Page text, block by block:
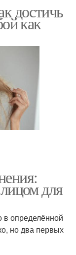
достичь
как
для
определённой
но два первых